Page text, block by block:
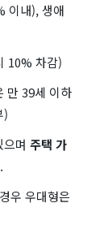
이내), 생애
10% 차감)
만 39세 이하
)
며 주택 가
우 우대형은